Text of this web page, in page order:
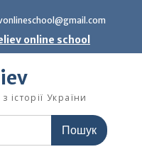
online school
України